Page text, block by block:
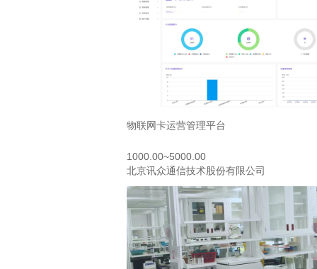
物联网卡运营管理平台
1000.00~5000.00
北京讯众通信技术股份有限公司